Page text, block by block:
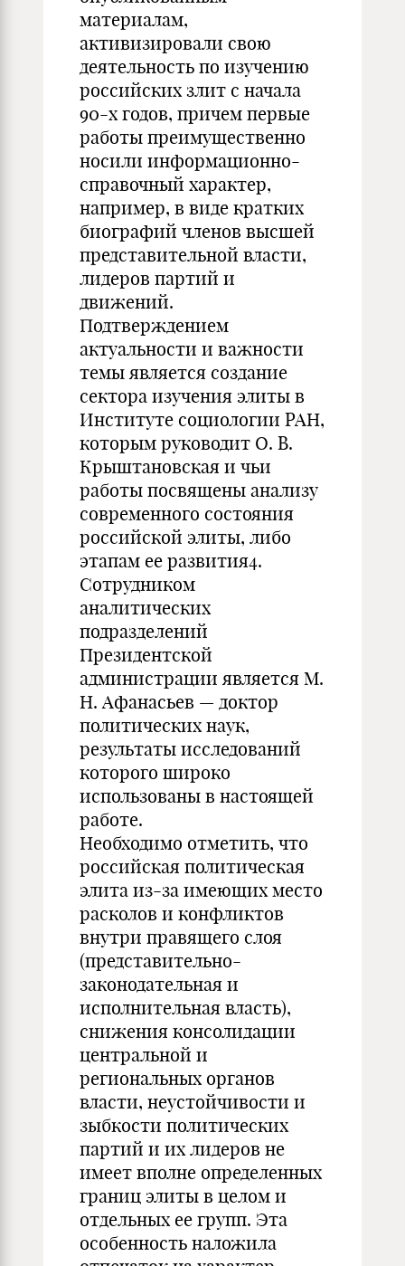
материалам,
активизировали свою
деятельность по изучению
российских злит с начала
90-х годов, причем первые
работы преимущественно
носили информационно-
справочный характер,
например, в виде кратких
биографий членов высшей
представительной власти,
лидеров партий и
движений.
Подтверждением
актуальности и важности
темы является создание
сектора изучения элиты в
Институте социологии РАН,
которым руководит О. В.
Крыштановская и чьи
работы посвящены анализу
современного состояния
российской элиты, либо
этапам ее развития4.
Сотрудником
аналитических
подразделений
Президентской
администрации является М.
Н. Афанасьев — доктор
политических наук,
результаты исследований
которого широко
использованы в настоящей
работе.
Необходимо отметить, что
российская политическая
элита из-за имеющих место
расколов и конфликтов
внутри правящего слоя
(представительно-
законодательная и
исполнительная власть),
снижения консолидации
центральной и
региональных органов
власти, неустойчивости и
зыбкости политических
партий и их лидеров не
имеет вполне определенных
границ элиты в целом и
отдельных ее групп. Эта
особенность наложила